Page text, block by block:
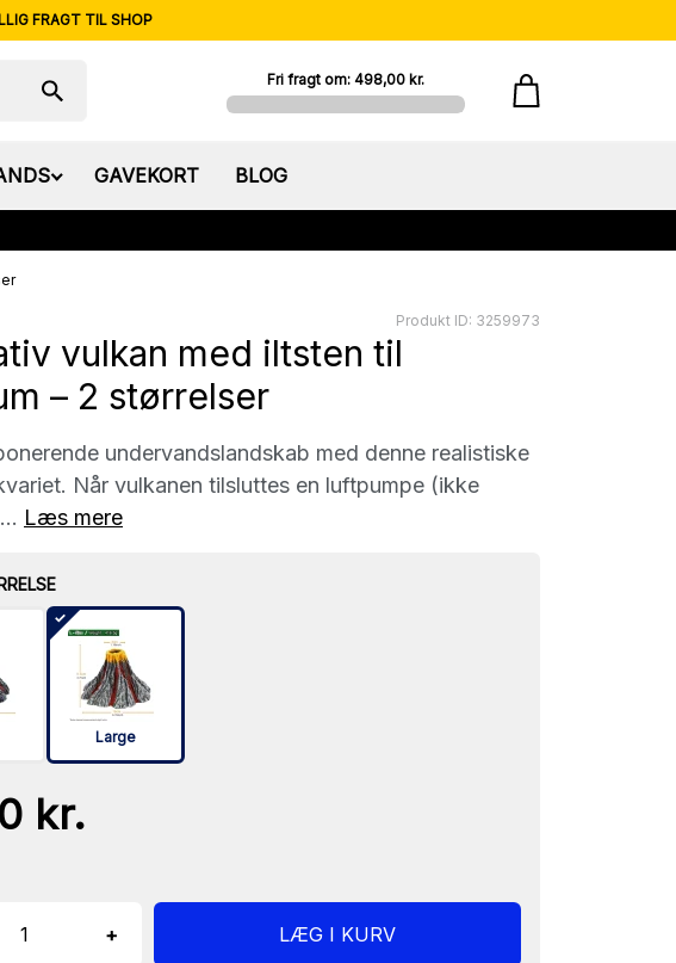
FRAGT TIL SHOP
Fri fragt om: 498,00 kr.
GAVEKORT BLOG
Produkt ID: 3259973
vulkan med iltsten til
– 2 størrelser
undervandslandskab med denne realistiske
Når vulkanen tilsluttes en luftpumpe (ikke
Læs mere
Large
kr.
+ LÆG I KURV